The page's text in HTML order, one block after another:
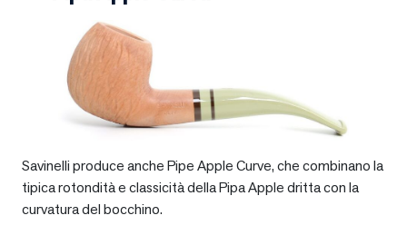
Savinelli produce anche Pipe Apple Curve, che combinano la
tipica rotondità e classicità della Pipa Apple dritta con la
curvatura del bocchino.